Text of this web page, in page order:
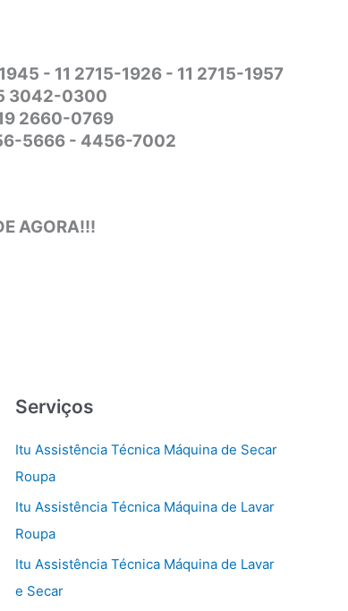
- 11 2715-1926 - 11 2715-1957
3042-0300
2660-0769
5666 - 4456-7002
AGORA!!!
Serviços
Itu Assistência Técnica Máquina de Secar
Roupa
Itu Assistência Técnica Máquina de Lavar
Roupa
Itu Assistência Técnica Máquina de Lavar
e Secar